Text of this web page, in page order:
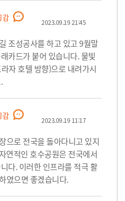
감 2023.09.19 21:45
조성공사를 하고 있고 9월말
카드가 붙어 있습니다. 물빛
자 호텔 방향)으로 내려가시
감 2023.09.19 11:17
으로 전국을 돌아다니고 있지
연적인 호수공원은 전국에서
다. 이러한 인프라를 적극 활
였으면 좋겠습니다.